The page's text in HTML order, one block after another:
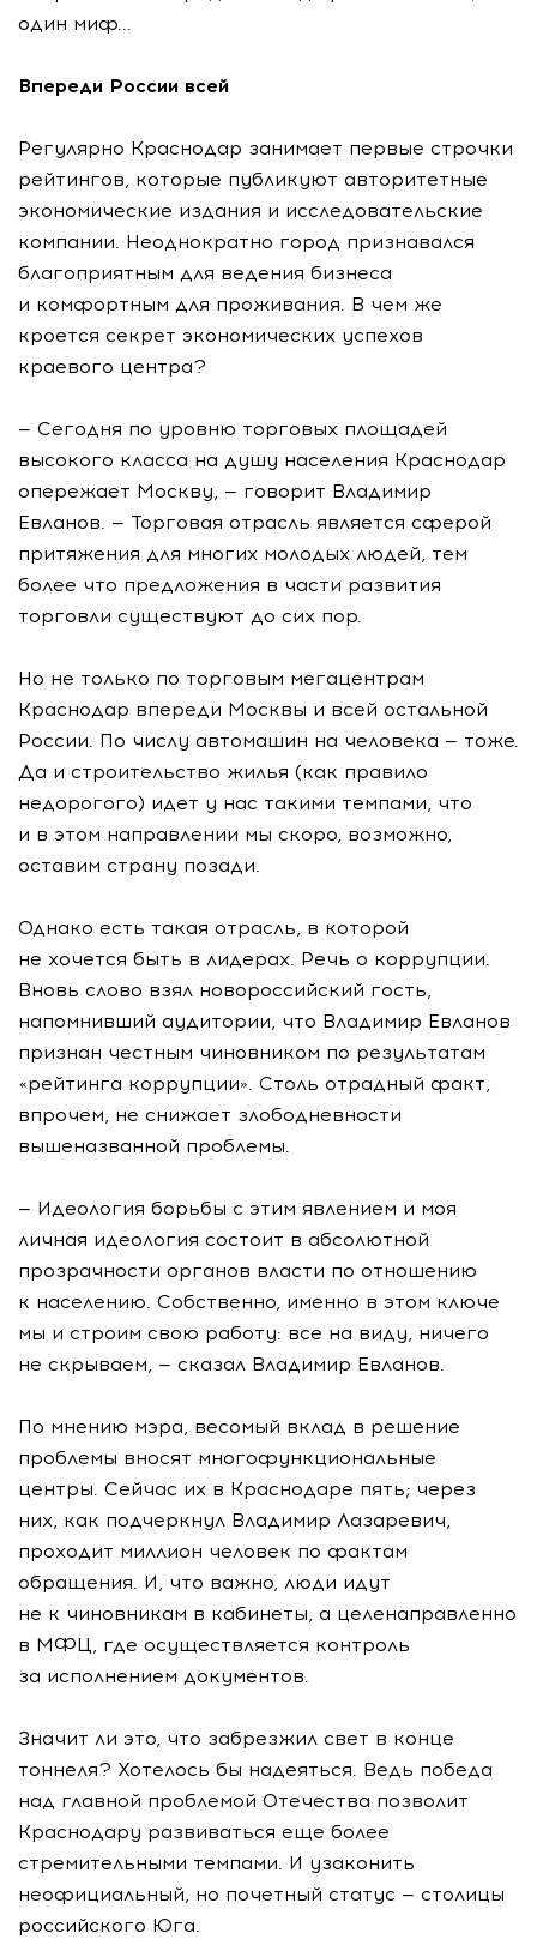
один миф...
Впереди России всей
Регулярно Краснодар занимает первые строчки
рейтингов, которые публикуют авторитетные
экономические издания и исследовательские
компании. Неоднократно город признавался
благоприятным для ведения бизнеса
и комфортным для проживания. В чем же
кроется секрет экономических успехов
краевого центра?
— Сегодня по уровню торговых площадей
высокого класса на душу населения Краснодар
опережает Москву, — говорит Владимир
Евланов. — Торговая отрасль является сферой
притяжения для многих молодых людей, тем
более что предложения в части развития
торговли существуют до сих пор.
Но не только по торговым мегацентрам
Краснодар впереди Москвы и всей остальной
России. По числу автомашин на человека — тоже.
Да и строительство жилья (как правило
недорогого) идет у нас такими темпами, что
и в этом направлении мы скоро, возможно,
оставим страну позади.
Однако есть такая отрасль, в которой
не хочется быть в лидерах. Речь о коррупции.
Вновь слово взял новороссийский гость,
напомнивший аудитории, что Владимир Евланов
признан честным чиновником по результатам
«рейтинга коррупции». Столь отрадный факт,
впрочем, не снижает злободневности
вышеназванной проблемы.
— Идеология борьбы с этим явлением и моя
личная идеология состоит в абсолютной
прозрачности органов власти по отношению
к населению. Собственно, именно в этом ключе
мы и строим свою работу: все на виду, ничего
не скрываем, — сказал Владимир Евланов.
По мнению мэра, весомый вклад в решение
проблемы вносят многофункциональные
центры. Сейчас их в Краснодаре пять; через
них, как подчеркнул Владимир Лазаревич,
проходит миллион человек по фактам
обращения. И, что важно, люди идут
не к чиновникам в кабинеты, а целенаправленно
в МФЦ, где осуществляется контроль
за исполнением документов.
Значит ли это, что забрезжил свет в конце
тоннеля? Хотелось бы надеяться. Ведь победа
над главной проблемой Отечества позволит
Краснодару развиваться еще более
стремительными темпами. И узаконить
неофициальный, но почетный статус — столицы
российского Юга.